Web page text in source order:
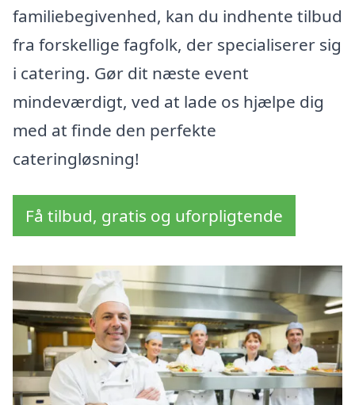
familiebegivenhed, kan du indhente tilbud
fra forskellige fagfolk, der specialiserer sig
i catering. Gør dit næste event
mindeværdigt, ved at lade os hjælpe dig
med at finde den perfekte
cateringløsning!
Få tilbud, gratis og uforpligtende